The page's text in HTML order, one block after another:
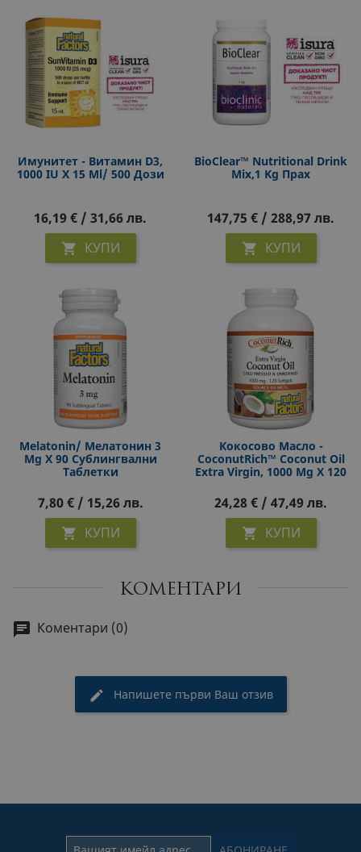
Имунитет - Витамин D3,
1000 IU X 15 Ml/ 500 Дози
16,19 € / 31,66 лв.
 КУПИ
BioClear™ Nutritional Drink
Mix,1 Kg Прах
147,75 € / 288,97 лв.
 КУПИ
Melatonin/ Мелатонин 3
Mg X 90 Сублингвални
Таблетки
7,80 € / 15,26 лв.
 КУПИ
Кокосово Масло -
CoconutRich™ Coconut Oil
Extra Virgin, 1000 Mg X 120
24,28 € / 47,49 лв.
 КУПИ
КОМЕНТАРИ
Коментари (0)
Напишете първи Ваш отзив